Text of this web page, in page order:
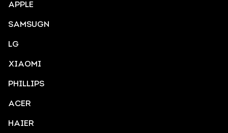
APPLE
SAMSUGN
LG
XIAOMI
PHILLIPS
ACER
HAIER